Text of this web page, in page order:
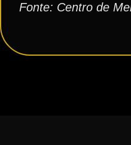
Fonte: Centro de